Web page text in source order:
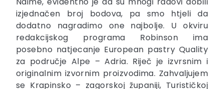
izjednačen broj bodova, pa smo htjeli da
dodatno nagradimo one najbolje. U okviru
redakcijskog programa Robinson ima
posebno natjecanje European pastry Quality
za područje Alpe – Adria. Riječ je izvrsnim i
originalnim izvornim proizvodima. Zahvaljujem
se Krapinsko – zagorskoj županiji, Turističkoj